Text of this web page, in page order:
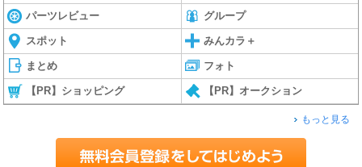
パーツレビュー グループ
スポット みんカラ＋
まとめ フォト
【PR】ショッピング 【PR】オークション
もっと見る